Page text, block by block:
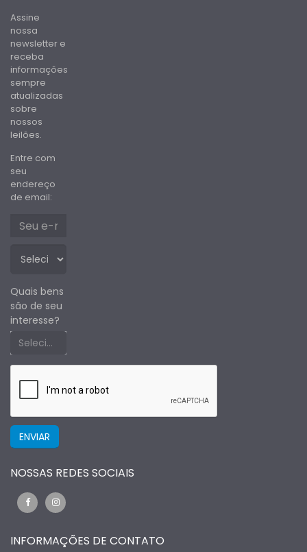
Assine
nossa
newsletter e
receba
informações
sempre
atualizadas
sobre
nossos
leilões.
Entre com
seu
endereço
de email:
Quais bens
são de seu
interesse?
Selecione um estado primeiro
NOSSAS REDES SOCIAIS
INFORMAÇÕES DE CONTATO